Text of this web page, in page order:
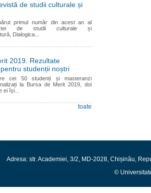
de studii culturale și
primul număr din acest an al
de studii culturale și
Dialogica...
2019. Rezultate
studenții noștri
cei 50 studenți și masteranzi
la Bursa de Merit 2019, doi
ei își...
toate
Adresa: str. Academiei, 3/2, MD-2028, Chișinău,
©